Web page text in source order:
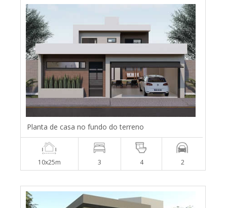
Planta de casa no fundo do terreno
10x25m 3 4 2